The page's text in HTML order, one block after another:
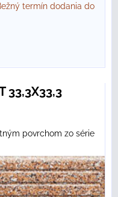
termín dodania do
33,3X33,3
povrchom zo série